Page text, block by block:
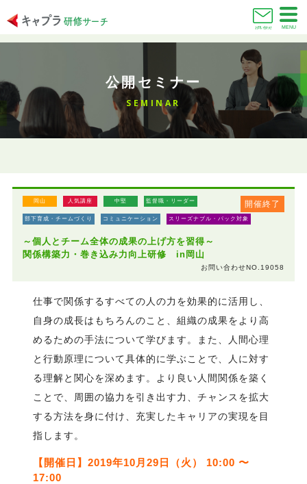
お問い合わせ MENU
公開セミナー
SEMINAR
開催終了
岡山 人気講座 中堅 監督職・リーダー
部下育成・チームづくり コミュニケーション スリーズナブル・パック対象
～個人とチーム全体の成果の上げ方を習得～
関係構築力・巻き込み力向上研修 in岡山
お問い合わせNO.19058
仕事で関係するすべての人の力を効果的に活用し、
自身の成長はもちろんのこと、組織の成果をより高
めるための手法について学びます。また、人間心理
と行動原理について具体的に学ぶことで、人に対す
る理解と関心を深めます。より良い人間関係を築く
ことで、周囲の協力を引き出す力、チャンスを拡大
する方法を身に付け、充実したキャリアの実現を目
指します。
【開催日】2019年10月29日（火） 10:00 〜
17:00